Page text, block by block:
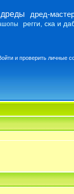
дреды дред-
регги, ска и
и проверить личные